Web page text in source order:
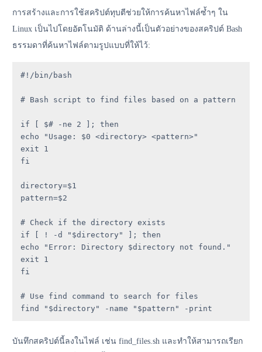
การสร้างและการใช้สคริปต์ทุบตีช่วยให้การค้นหาไฟล์ซ้ำๆ ใน
Linux เป็นไปโดยอัตโนมัติ ด้านล่างนี้เป็นตัวอย่างของสคริปต์ Bash
ธรรมดาที่ค้นหาไฟล์ตามรูปแบบที่ให้ไว้:
#!/bin/bash
# Bash script to find files based on a pattern
if [ $# -ne 2 ]; then
echo "Usage: $0 <directory> <pattern>"
exit 1
fi
directory=$1
pattern=$2
# Check if the directory exists
if [ ! -d "$directory" ]; then
echo "Error: Directory $directory not found."
exit 1
fi
# Use find command to search for files
find "$directory" -name "$pattern" -print
บันทึกสคริปต์นี้ลงในไฟล์ เช่น find_files.sh และทำให้สามารถเรียก